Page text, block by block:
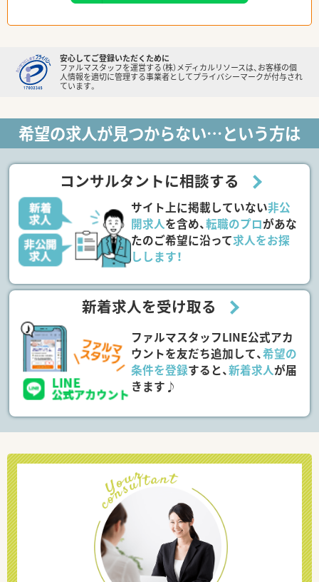
安心してご登録いただくために
ファルマスタッフを運営する（株）メディカルリソースは、お客様の個
人情報を適切に管理する事業者としてプライバシーマークが付与され
ています。
希望の求人が見つからない…という方は
コンサルタントに相談する
サイト上に掲載していない非公
開求人を含め、転職のプロがあな
たのご希望に沿って求人をお探
しします！
新着求人を受け取る
ファルマスタッフLINE公式アカ
ウントを友だち追加して、希望の
条件を登録すると、新着求人が届
きます♪